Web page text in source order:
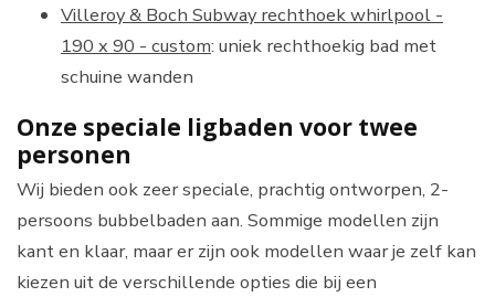
Villeroy & Boch Subway rechthoek whirlpool -
190 x 90 - custom: uniek rechthoekig bad met
schuine wanden
Onze speciale ligbaden voor twee
personen
Wij bieden ook zeer speciale, prachtig ontworpen, 2-
persoons bubbelbaden aan. Sommige modellen zijn
kant en klaar, maar er zijn ook modellen waar je zelf kan
kiezen uit de verschillende opties die bij een